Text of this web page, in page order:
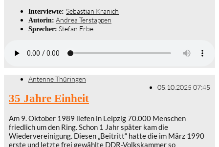
Interviewte: Sebastian Kranich
Autorin: Andrea Terstappen
Sprecher: Stefan Erbe
Antenne Thüringen
05.10.2025 07:45
35 Jahre Einheit
Am 9. Oktober 1989 liefen in Leipzig 70.000 Menschen
friedlich um den Ring. Schon 1 Jahr später kam die
Wiedervereinigung. Diesen „Beitritt“ hatte die im März 1990
erste und letzte frei gewählte DDR-Volkskammer so